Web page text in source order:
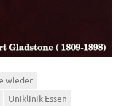
wieder
Uniklinik Essen